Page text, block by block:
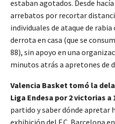
estaban agotados. Desde
arrebatos por recortar
individuales de ataque de
derrota en casa (que se
88), sin apoyo en una
minutos atrás a apretones de
Valencia Basket tomó la
Liga Endesa por 2 victorias a
partido y saber dónde apretar